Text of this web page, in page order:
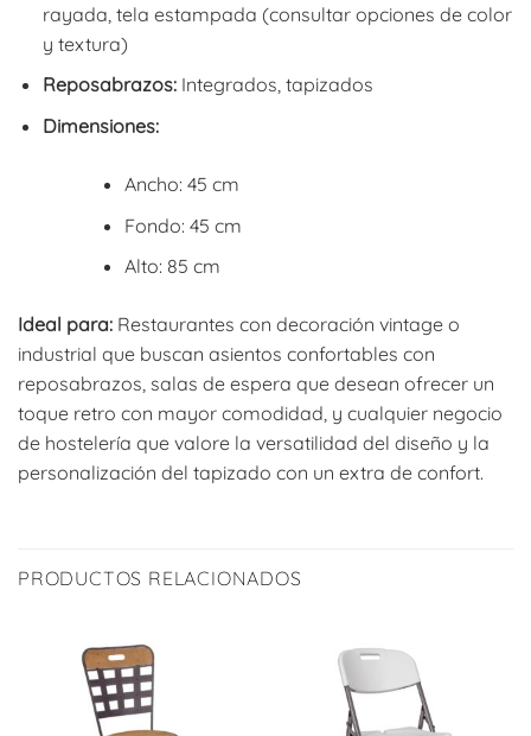
rayada, tela estampada (consultar opciones de color
y textura)
Reposabrazos:Integrados, tapizados
Dimensiones:
Ancho: 45 cm
Fondo: 45 cm
Alto: 85 cm
Ideal para: Restaurantes con decoración vintage o
industrial que buscan asientos confortables con
reposabrazos, salas de espera que desean ofrecer un
toque retro con mayor comodidad, y cualquier negocio
de hostelería que valore la versatilidad del diseño y la
personalización del tapizado con un extra de confort.
PRODUCTOS RELACIONADOS